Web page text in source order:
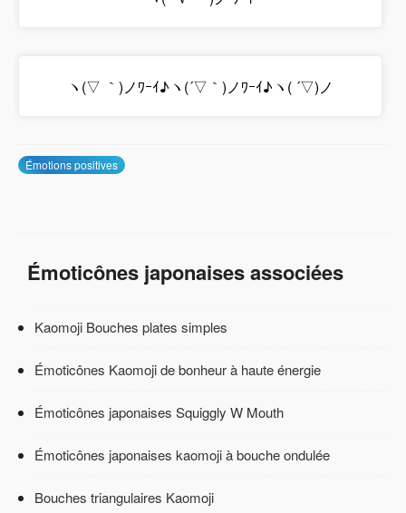
ヽ(▽ ｀)ノﾜｰｲ♪ヽ(´▽｀)ノﾜｰｲ♪ヽ( ´▽)ノ
Émotions positives
Émoticônes japonaises associées
Kaomoji Bouches plates simples
Émoticônes Kaomoji de bonheur à haute énergie
Émoticônes japonaises Squiggly W Mouth
Émoticônes japonaises kaomoji à bouche ondulée
Bouches triangulaires Kaomoji